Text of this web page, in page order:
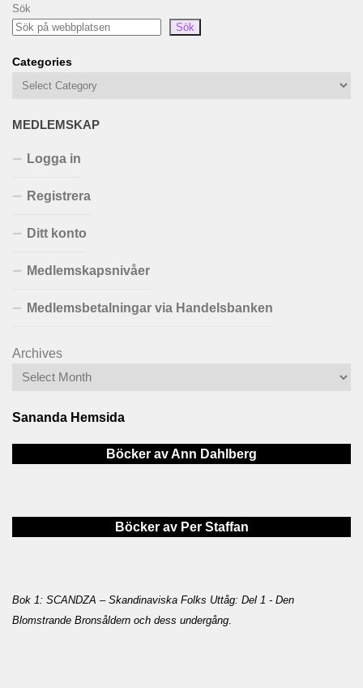
Sök
Sök
Categories
MEDLEMSKAP
Logga in
Registrera
Ditt konto
Medlemskapsnivåer
Medlemsbetalningar via Handelsbanken
Archives
Sananda Hemsida
Böcker av Ann Dahlberg
Böcker av Per Staffan
Bok 1: SCANDZA – Skandinaviska Folks Uttåg: Del 1 - Den
Blomstrande Bronsåldern och dess undergång